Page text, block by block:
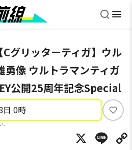
Cグリッターティガ】ウル
勇像 ウルトラマンティガ
公開25周年記念Special
日 0時
い
ね
X